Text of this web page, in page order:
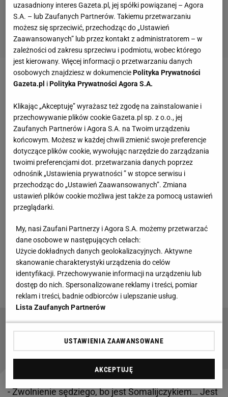
Zobacz wideo
Sroga krytyka mistrza świata
Suchej nitki na organizatorach nie pozostawił mistrz
świata z 1998 roku wraz z reprezentacją Francji
Christophe Dugarry. W pierwszej kolejności odniósł
się do tematyki somalijskiego sędziegoOmara
Abdulkadira Artana, który nie został wpuszczony na
terytorium USA
najlepszego w swoim fachu w Afryce znalazł się w
gronie 52 sędziów wybranych przez FIFA do pracy w
trakcie mistrzostw świata. Wobec braku zgody na
przebywanie na terytorium Stanów Zjednoczonych
34-latek wrócił do ojczyzny.
bohaterem narodowym
- Zwolnienie sędziego, bo jest Somalijczykiem… Jest
uzasadniony interes Gazeta.pl, jej spółki powiązanej – Agora
S.A. – lub Zaufanych Partnerów. Takiemu przetwarzaniu
możesz się sprzeciwić, przechodząc do „Ustawień
Zaawansowanych” lub przez kontakt z administratorem – w
zależności od zakresu sprzeciwu i podmiotu, wobec którego
jest kierowany. Więcej informacji o przetwarzaniu danych
osobowych znajdziesz w dokumenciePolityka Prywatności
Gazeta.pl iPolityka Prywatności Agora S.A.
Klikając „Akceptuję” wyrażasz też zgodę na zainstalowanie i
przechowywanie plików cookie Gazeta.pl sp. z o.o., jej
Zaufanych Partnerów i Agora S.A. na Twoim urządzeniu
końcowym. Możesz w każdej chwili zmienić swoje preferencje
dotyczące plików cookie, wywołując narzędzie do zarządzania
twoimi preferencjami dot. przetwarzania danych poprzez
odnośnik „Ustawienia prywatności ” w stopce serwisu i
przechodząc do „Ustawień Zaawansowanych”. Zmiana
ustawień plików cookie możliwa jest także za pomocą ustawień
przeglądarki.
My, nasi Zaufani Partnerzy i Agora S.A. możemy przetwarzać
dane osobowe w następujących celach:
Użycie dokładnych danych geolokalizacyjnych. Aktywne
skanowanie charakterystyki urządzenia do celów
identyfikacji. Przechowywanie informacji na urządzeniu lub
dostęp do nich. Spersonalizowane reklamy i treści, pomiar
reklam i treści, badnie odbiorców i ulepszanie usług.
Lista Zaufanych Partnerów
USTAWIENIA ZAAWANSOWANE
AKCEPTUJĘ